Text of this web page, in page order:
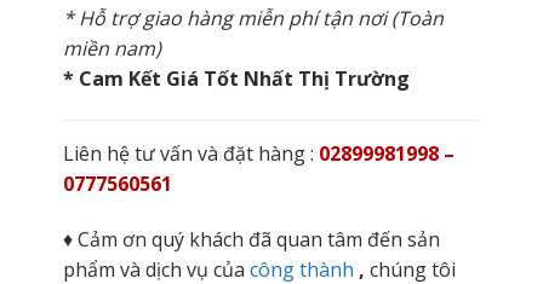
* Hỗ trợ giao hàng miễn phí tận nơi (Toàn
miền nam)
* Cam Kết Giá Tốt Nhất Thị Trường
Liên hệ tư vấn và đặt hàng : 02899981998 –
0777560561
♦ Cảm ơn quý khách đã quan tâm đến sản
phẩm và dịch vụ của công thành , chúng tôi